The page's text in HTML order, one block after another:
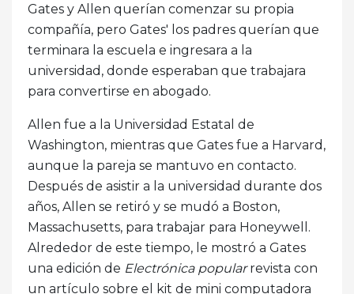
Gates y Allen querían comenzar su propia
compañía, pero Gates' los padres querían que
terminara la escuela e ingresara a la
universidad, donde esperaban que trabajara
para convertirse en abogado.
Allen fue a la Universidad Estatal de
Washington, mientras que Gates fue a Harvard,
aunque la pareja se mantuvo en contacto.
Después de asistir a la universidad durante dos
años, Allen se retiró y se mudó a Boston,
Massachusetts, para trabajar para Honeywell.
Alrededor de este tiempo, le mostró a Gates
una edición de Electrónica popularrevista con
un artículo sobre el kit de mini computadora